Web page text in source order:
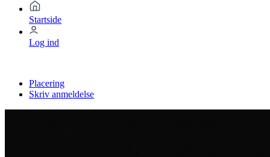
Startside
Log ind
Placering
Skriv anmeldelse